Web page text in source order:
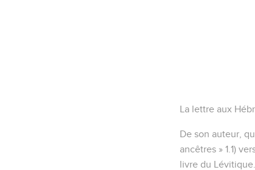
La lettre aux
De son auteur,
ancêtres » 1.1)
livre du